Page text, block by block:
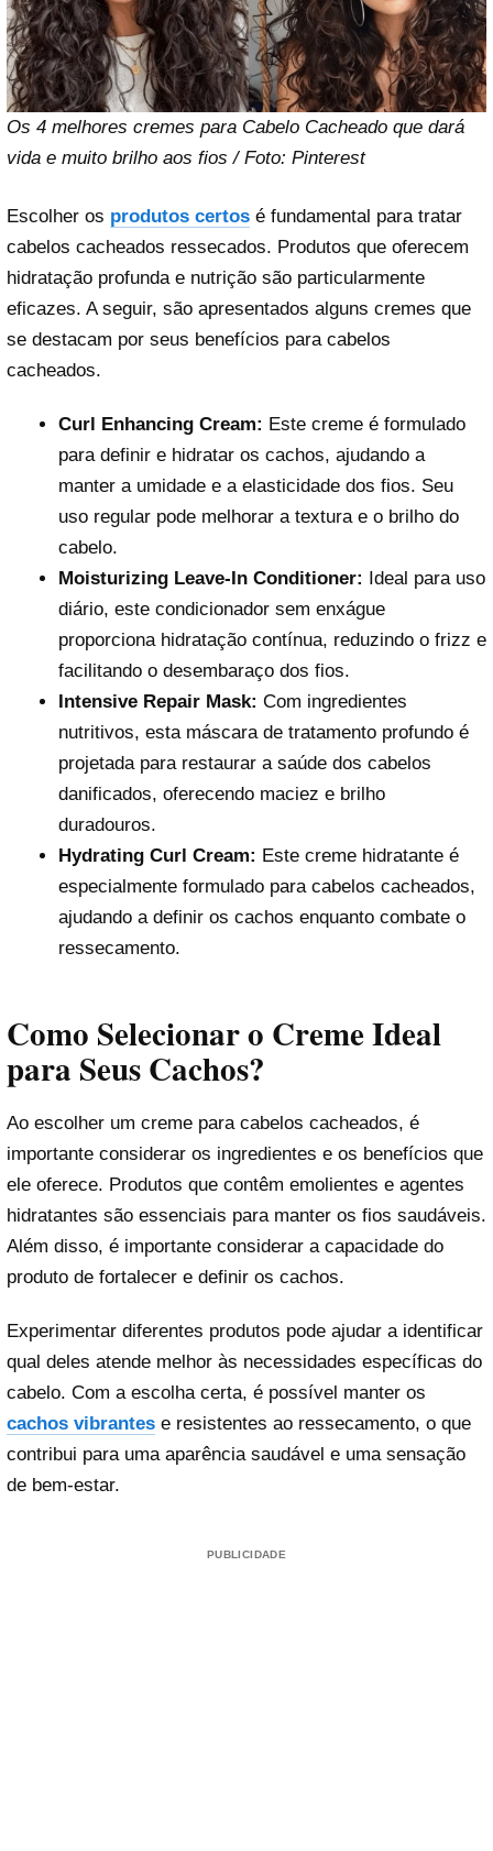
Os 4 melhores cremes para Cabelo Cacheado que dará
vida e muito brilho aos fios / Foto: Pinterest
Escolher os produtos certos é fundamental para tratar
cabelos cacheados ressecados. Produtos que oferecem
hidratação profunda e nutrição são particularmente
eficazes. A seguir, são apresentados alguns cremes que
se destacam por seus benefícios para cabelos
cacheados.
Curl Enhancing Cream: Este creme é formulado
para definir e hidratar os cachos, ajudando a
manter a umidade e a elasticidade dos fios. Seu
uso regular pode melhorar a textura e o brilho do
cabelo.
Moisturizing Leave-In Conditioner: Ideal para uso
diário, este condicionador sem enxágue
proporciona hidratação contínua, reduzindo o frizz e
facilitando o desembaraço dos fios.
Intensive Repair Mask: Com ingredientes
nutritivos, esta máscara de tratamento profundo é
projetada para restaurar a saúde dos cabelos
danificados, oferecendo maciez e brilho
duradouros.
Hydrating Curl Cream: Este creme hidratante é
especialmente formulado para cabelos cacheados,
ajudando a definir os cachos enquanto combate o
ressecamento.
Como Selecionar o Creme Ideal
para Seus Cachos?
Ao escolher um creme para cabelos cacheados, é
importante considerar os ingredientes e os benefícios que
ele oferece. Produtos que contêm emolientes e agentes
hidratantes são essenciais para manter os fios saudáveis.
Além disso, é importante considerar a capacidade do
produto de fortalecer e definir os cachos.
Experimentar diferentes produtos pode ajudar a identificar
qual deles atende melhor às necessidades específicas do
cabelo. Com a escolha certa, é possível manter os
cachos vibrantes e resistentes ao ressecamento, o que
contribui para uma aparência saudável e uma sensação
de bem-estar.
PUBLICIDADE